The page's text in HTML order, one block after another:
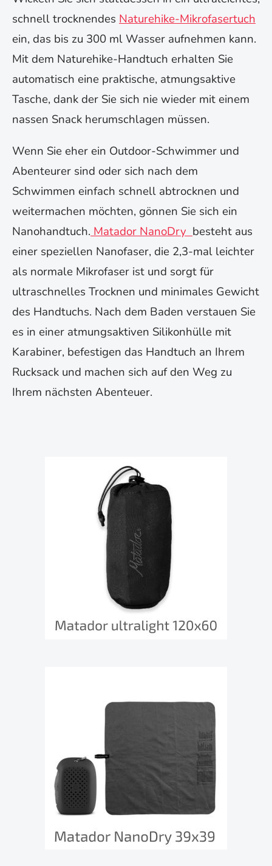
schnell trocknendes Naturehike-Mikrofasertuch
ein, das bis zu 300 ml Wasser aufnehmen kann.
Mit dem Naturehike-Handtuch erhalten Sie
automatisch eine praktische, atmungsaktive
Tasche, dank der Sie sich nie wieder mit einem
nassen Snack herumschlagen müssen.
Wenn Sie eher ein Outdoor-Schwimmer und
Abenteurer sind oder sich nach dem
Schwimmen einfach schnell abtrocknen und
weitermachen möchten, gönnen Sie sich ein
Nanohandtuch. Matador NanoDry besteht aus
einer speziellen Nanofaser, die 2,3-mal leichter
als normale Mikrofaser ist und sorgt für
ultraschnelles Trocknen und minimales Gewicht
des Handtuchs. Nach dem Baden verstauen Sie
es in einer atmungsaktiven Silikonhülle mit
Karabiner, befestigen das Handtuch an Ihrem
Rucksack und machen sich auf den Weg zu
Ihrem nächsten Abenteuer.